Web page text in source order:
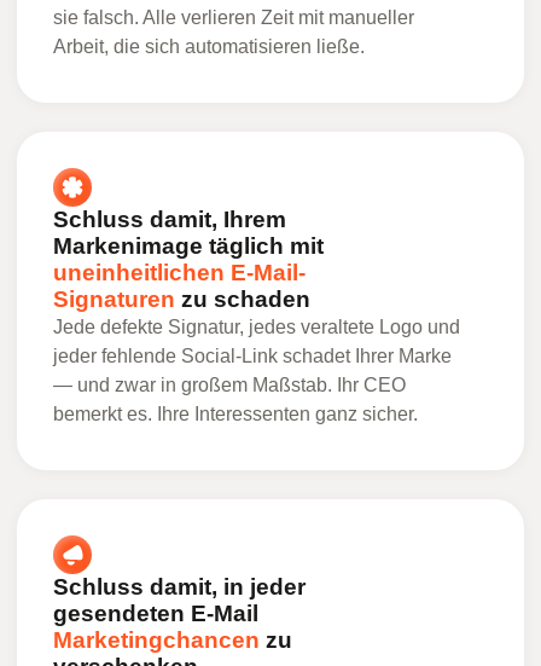
sie falsch. Alle verlieren Zeit mit manueller
Arbeit, die sich automatisieren ließe.
Schluss damit, Ihrem
Markenimage täglich mit
uneinheitlichen E-Mail-
Signaturen zu schaden
Jede defekte Signatur, jedes veraltete Logo und
jeder fehlende Social-Link schadet Ihrer Marke
— und zwar in großem Maßstab. Ihr CEO
bemerkt es. Ihre Interessenten ganz sicher.
Schluss damit, in jeder
gesendeten E-Mail
Marketingchancen zu